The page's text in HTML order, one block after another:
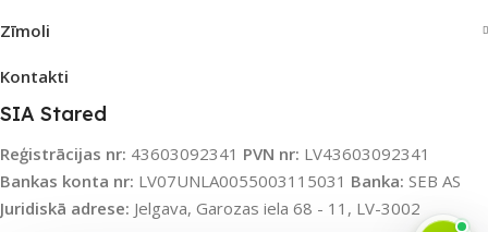
Zīmoli
Kontakti
SIA Stared
Reģistrācijas nr: 43603092341 PVN nr: LV43603092341
Bankas konta nr: LV07UNLA0055003115031 Banka: SEB AS
Juridiskā adrese: Jelgava, Garozas iela 68 - 11, LV-3002